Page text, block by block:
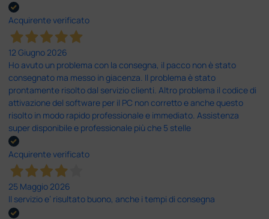
Acquirente verificato
12 Giugno 2026
Ho avuto un problema con la consegna, il pacco non è stato
consegnato ma messo in giacenza. Il problema è stato
prontamente risolto dal servizio clienti. Altro problema il codice di
attivazione del software per il PC non corretto e anche questo
risolto in modo rapido professionale e immediato. Assistenza
super disponibile e professionale più che 5 stelle
Acquirente verificato
25 Maggio 2026
Il servizio e’ risultato buono, anche i tempi di consegna